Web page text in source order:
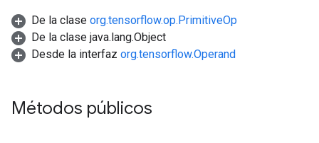
De la clase org.tensorflow.op.PrimitiveOp
De la clase java.lang.Object
Desde la interfaz org.tensorflow.Operand
Métodos públicos